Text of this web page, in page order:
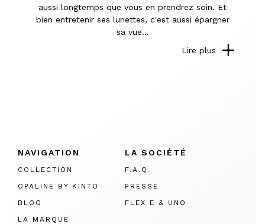
aussi longtemps que vous en prendrez soin. Et
bien entretenir ses lunettes, c'est aussi épargner
sa vue...
Lire plus
NAVIGATION
COLLECTION
OPALINE BY KINTO
BLOG
LA MARQUE
LA SOCIÉTÉ
F.A.Q.
PRESSE
FLEX E & UNO